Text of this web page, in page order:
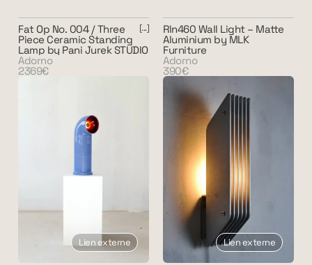
Fat Op No. 004 / Three
Piece Ceramic Standing
Lamp by Pani Jurek STUDIO
Adorno
2369€
Lien externe
Rln460 Wall Light – Matte
Aluminium by MLK
Furniture
Adorno
390€
Lien externe